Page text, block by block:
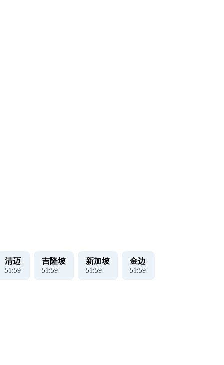
清迈
52:00
吉隆坡
52:00
新加坡
52:00
金边
52:00